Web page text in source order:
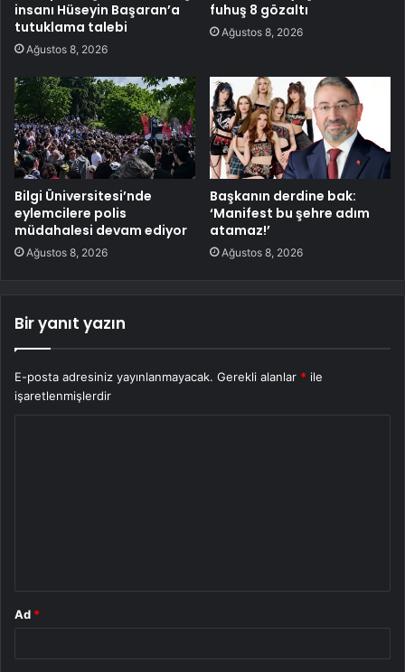
insanı Hüseyin Başaran’a
tutuklama talebi
Ağustos 8, 2026
fuhuş 8 gözaltı
Ağustos 8, 2026
Bilgi Üniversitesi’nde
eylemcilere polis
müdahalesi devam ediyor
Ağustos 8, 2026
Başkanın derdine bak:
‘Manifest bu şehre adım
atamaz!’
Ağustos 8, 2026
Bir yanıt yazın
E-posta adresiniz yayınlanmayacak. Gerekli alanlar * ile
işaretlenmişlerdir
Ad *